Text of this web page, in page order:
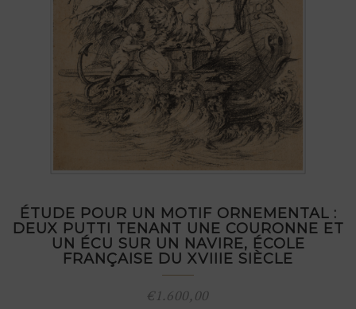
ÉTUDE POUR UN MOTIF ORNEMENTAL :
DEUX PUTTI TENANT UNE COURONNE ET
UN ÉCU SUR UN NAVIRE, ÉCOLE
FRANÇAISE DU XVIIIE SIÈCLE
€1.600,00